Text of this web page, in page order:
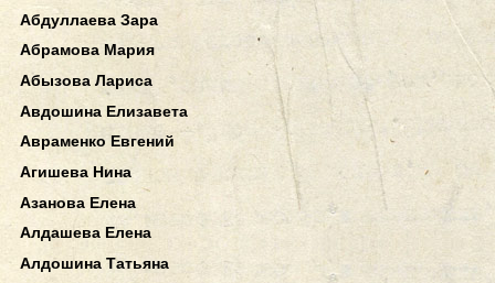
Абдуллаева Зара
Абрамова Мария
Абызова Лариса
Авдошина Елизавета
Авраменко Евгений
Агишева Нина
Азанова Елена
Алдашева Елена
Алдошина Татьяна